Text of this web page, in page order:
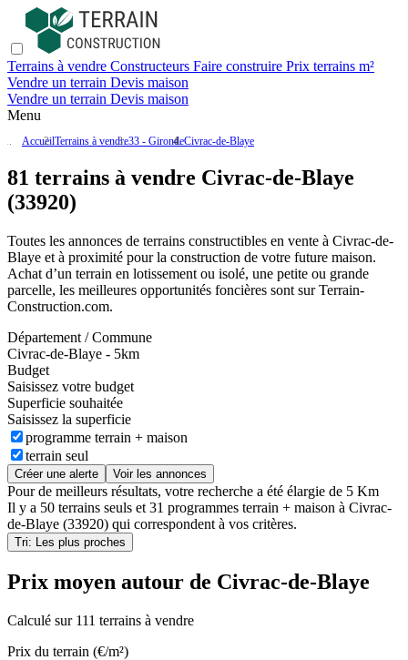
Terrains à vendre Constructeurs Faire construire Prix terrains m²
Vendre un terrain Devis maison
Vendre un terrain Devis maison
Menu
AccueilTerrains à vendre33 - GirondeCivrac-de-Blaye
81 terrains à vendre Civrac-de-Blaye
(33920)
Toutes les annonces de terrains constructibles en vente à Civrac-de-
Blaye et à proximité pour la construction de votre future maison.
Achat d’un terrain en lotissement ou isolé, une petite ou grande
parcelle, les meilleures opportunités foncières sont surTerrain-
Construction.com.
Département / Commune
Civrac-de-Blaye - 5km
Budget
Saisissez votre budget
Superficie souhaitée
Saisissez la superficie
programme terrain + maison
terrain seul
Créer une alerte Voir les annonces
Pour de meilleurs résultats, votre recherche a été élargie de 5 Km
Il y a 50 terrains seuls et 31 programmes terrain + maison à Civrac-
de-Blaye (33920) qui correspondent à vos critères.
Tri: Les plus proches
Prix moyen autour de Civrac-de-Blaye
Calculé sur 111 terrains à vendre
Prix du terrain (€/m²)